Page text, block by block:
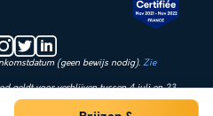
(geen bewijs nodig). Zie
geldt voor verblijven tussen 4 juli en 23
aanbetaling van €1 op de huurprijs.
worden direct verrekend. Het restant